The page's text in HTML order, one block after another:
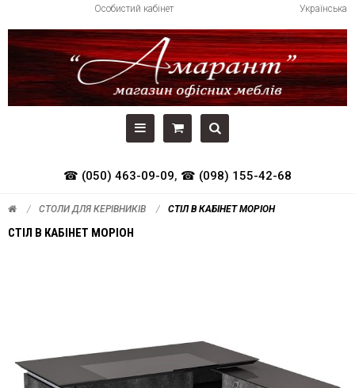
Українська
Особистий кабінет
☎ (050) 463-09-09, ☎ (098) 155-42-68
СТОЛИ ДЛЯ КЕРІВНИКІВ СТІЛ В КАБІНЕТ МОРІОН
СТІЛ В КАБІНЕТ МОРІОН